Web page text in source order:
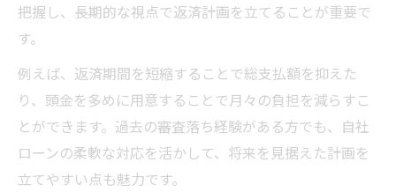
把握し、長期的な視点で返済計画を立てることが重要で
す。
例えば、返済期間を短縮することで総支払額を抑えた
り、頭金を多めに用意することで月々の負担を減らすこ
とができます。過去の審査落ち経験がある方でも、自社
ローンの柔軟な対応を活かして、将来を見据えた計画を
立てやすい点も魅力です。